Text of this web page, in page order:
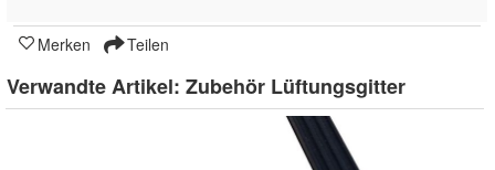
Merken Teilen
Verwandte Artikel: Zubehör Lüftungsgitter